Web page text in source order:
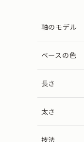
軸のモデル
ベースの色
長さ
太さ
技法